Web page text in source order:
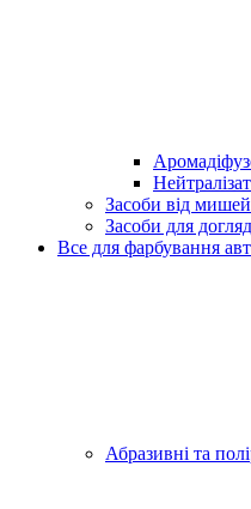
Засоби від
Засоби для
Все для фарбування
Абразивні та